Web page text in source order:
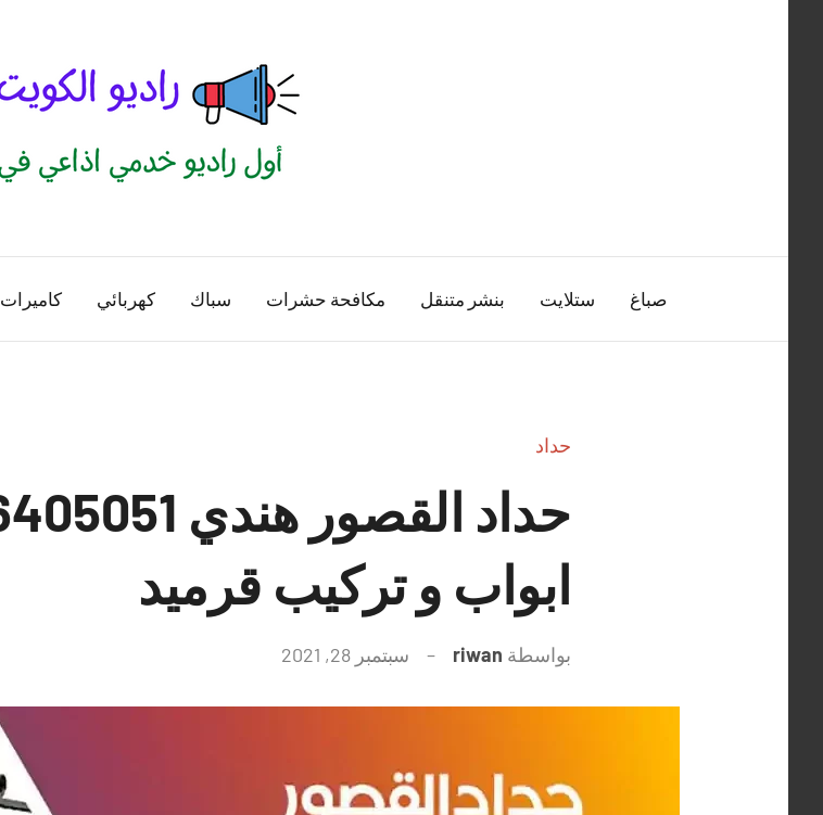
الكويت
منصة
اذاعية
صباغ ستلايت بنشر متنقل مكافحة حشرات سباك كهربائي كاميرات
حداد
ابواب و تركيب قرميد
بواسطة riwan سبتمبر 28, 2021